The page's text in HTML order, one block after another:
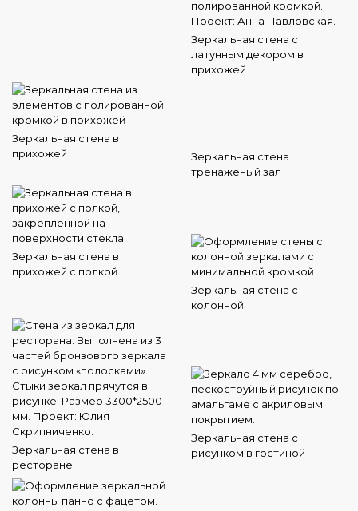
Зеркальная стена с
латунным декором в
прихожей
Зеркальная стена в
прихожей
Зеркальная стена
тренаженый зал
Зеркальная стена в
прихожей с полкой
Зеркальная стена с
колонной
Зеркальная стена в
ресторане
Зеркальная стена с
рисунком в гостиной